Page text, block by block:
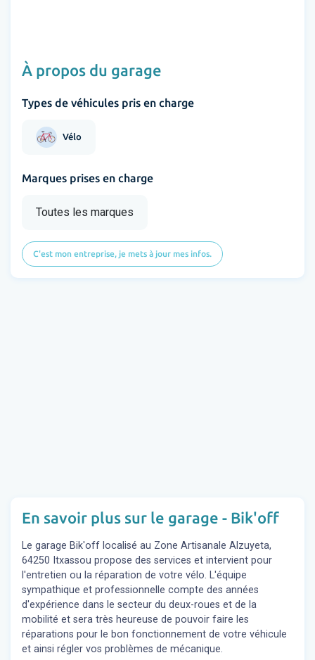
À propos du garage
Types de véhicules pris en charge
Vélo
Marques prises en charge
Toutes les marques
C'est mon entreprise, je mets à jour mes infos.
En savoir plus sur le garage - Bik'off
Le garage Bik'off localisé au Zone Artisanale Alzuyeta,
64250 Itxassou propose des services et intervient pour
l'entretien ou la réparation de votre vélo. L'équipe
sympathique et professionnelle compte des années
d'expérience dans le secteur du deux-roues et de la
mobilité et sera très heureuse de pouvoir faire les
réparations pour le bon fonctionnement de votre véhicule
et ainsi régler vos problèmes de mécanique.